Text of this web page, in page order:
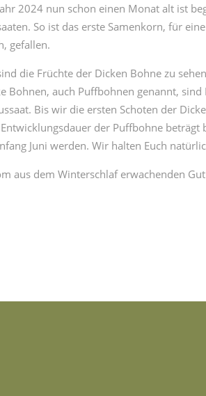
2024 nun schon einen Monat alt ist
So ist das erste Samenkorn, für
gefallen.
die Früchte der Dicken Bohne zu
Bohnen, auch Puffbohnen genannt,
Bis wir die ersten Schoten der
der Puffbohne beträgt
Juni werden. Wir halten Euch
aus dem Winterschlaf erwachenden